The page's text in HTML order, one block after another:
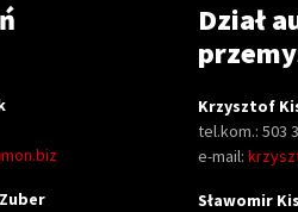
Dział
Krzysztof
tel.kom.: 503
e-mail:
Sławomir